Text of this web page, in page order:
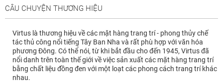
CÂU CHUYỆN THƯƠNG HIỆU
Virtus là thương hiệu về các mặt hàng trang trí - phong thủy chế
tác thủ công nổi tiếng Tây Ban Nha và rất phù hợp với văn hóa
phương Đông. Có thể nói, từ khi bắt đầu cho đến 1945, Virtus đã
nổi danh trên toàn thế giới về việc sản xuất các mặt hàng trang trí
bằng chất liệu đồng đen với một loạt các phong cách trang trí khác
nhau.